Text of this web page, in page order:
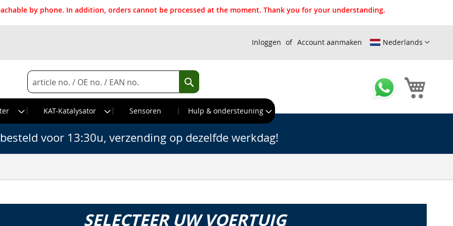
by phone. In addition, orders cannot be processed at the moment. Thank you for your understanding.
Nederlands
Inloggen Account aanmaken
Search
Search
KAT-Katalysator Sensoren Hulp & ondersteuning
voor 13:30u, verzending op dezelfde werkdag!
SELECTEER UW VOERTUIG